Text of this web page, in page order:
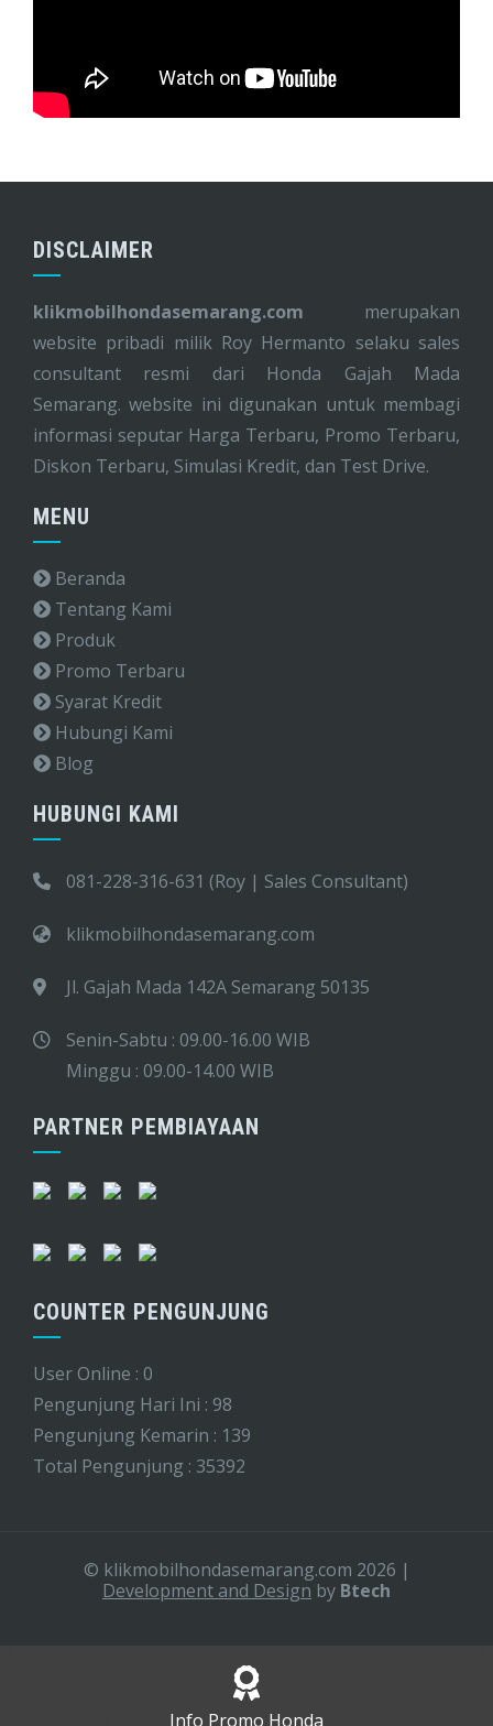
DISCLAIMER
klikmobilhondasemarang.com merupakan
website pribadi milik Roy Hermanto selaku sales
consultant resmi dari Honda Gajah Mada
Semarang. website ini digunakan untuk membagi
informasi seputar Harga Terbaru, Promo Terbaru,
Diskon Terbaru, Simulasi Kredit, dan Test Drive.
MENU
Beranda
Tentang Kami
Produk
Promo Terbaru
Syarat Kredit
Hubungi Kami
Blog
HUBUNGI KAMI
081-228-316-631 (Roy | Sales Consultant)
klikmobilhondasemarang.com
Jl. Gajah Mada 142A Semarang 50135
Senin-Sabtu : 09.00-16.00 WIB
Minggu : 09.00-14.00 WIB
PARTNER PEMBIAYAAN
COUNTER PENGUNJUNG
User Online : 0
Pengunjung Hari Ini : 98
Pengunjung Kemarin : 139
Total Pengunjung : 35392
© klikmobilhondasemarang.com 2026 |
Development and Design by Btech
Info Promo Honda